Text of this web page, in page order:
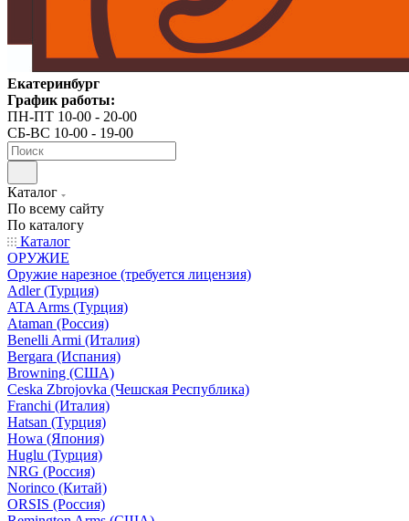
Екатеринбург
График работы:
ПН-ПТ 10-00 - 20-00
СБ-ВС 10-00 - 19-00
Каталог
По всему сайту
По каталогу
Каталог
ОРУЖИЕ
Оружие нарезное (требуется лицензия)
Adler (Турция)
ATA Arms (Турция)
Ataman (Россия)
Benelli Armi (Италия)
Bergara (Испания)
Browning (США)
Ceska Zbrojovka (Чешская Республика)
Franchi (Италия)
Hatsan (Турция)
Howa (Япония)
Huglu (Турция)
NRG (Россия)
Norinco (Китай)
ORSIS (Россия)